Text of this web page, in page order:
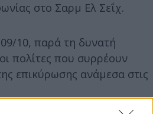
στο Σαρμ Ελ Σεΐχ.
10, παρά τη δυνατή
πολίτες που συρρέουν
επικύρωσης ανάμεσα στις